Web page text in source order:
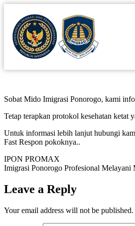
Sobat Mido Imigrasi Ponorogo, kami
Tetap terapkan protokol kesehatan ketat
Untuk informasi lebih lanjut hubungi
Fast Respon pokoknya..
IPON PROMAX
Imigrasi Ponorogo Profesional Melayani
Leave a Reply
Your email address will not be published.